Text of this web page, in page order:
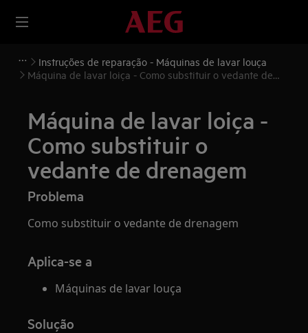
Instruções de reparação - Máquinas de lavar louça
Máquina de lavar loiça - Como substituir o vedante de
Máquina de lavar loiça -
Como substituir o
vedante de drenagem
Problema
Como substituir o vedante de drenagem
Aplica-se a
Máquinas de lavar louça
Solução